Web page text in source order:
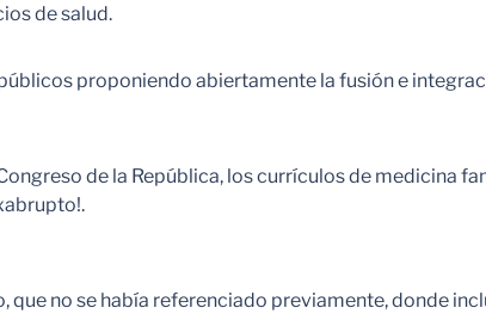
de salud.
proponiendo abiertamente la fusión e
de la República, los currículos de medicina
no se había referenciado previamente, donde